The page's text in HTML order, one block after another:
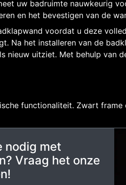
uw badruimte nauwkeurig
en het bevestigen van de
voordat u deze
Na het installeren van de
uitziet. Met behulp van
functionaliteit. Zwart
nodig met
Vraag het onze